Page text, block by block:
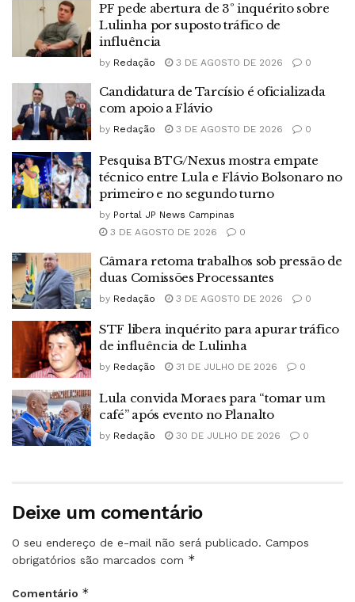
PF pede abertura de 3º inquérito sobre
Lulinha por suposto tráfico de
influência
by Redação 3 DE AGOSTO DE 2026 0
Candidatura de Tarcísio é oficializada
com apoio a Flávio
by Redação 3 DE AGOSTO DE 2026 0
Pesquisa BTG/Nexus mostra empate
técnico entre Lula e Flávio Bolsonaro no
primeiro e no segundo turno
by Portal JP News Campinas
3 DE AGOSTO DE 2026
0
Câmara retoma trabalhos sob pressão de
duas Comissões Processantes
by Redação 3 DE AGOSTO DE 2026 0
STF libera inquérito para apurar tráfico
de influência de Lulinha
by Redação 31 DE JULHO DE 2026 0
Lula convida Moraes para “tomar um
café” após evento no Planalto
by Redação 30 DE JULHO DE 2026 0
Deixe um comentário
O seu endereço de e-mail não será publicado. Campos
obrigatórios são marcados com *
Comentário *